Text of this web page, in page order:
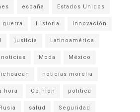
españa Estados Unidos
guerra Historia Innovación
justicia Latinoamérica
Moda México
noticias morelia
hora Opinion politica
Rusia salud Seguridad